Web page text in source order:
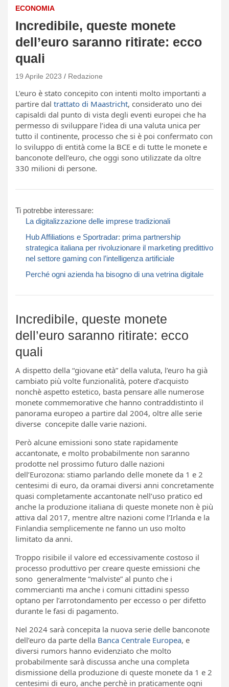
ECONOMIA
Incredibile, queste monete
dell’euro saranno ritirate: ecco
quali
19 Aprile 2023 Redazione
L’euro è stato concepito con intenti molto importanti a
partire dal trattato di Maastricht, considerato uno dei
capisaldi dal punto di vista degli eventi europei che ha
permesso di sviluppare l’idea di una valuta unica per
tutto il continente, processo che si è poi confermato con
lo sviluppo di entità come la BCE e di tutte le monete e
banconote dell’euro, che oggi sono utilizzate da oltre
330 milioni di persone.
Ti potrebbe interessare:
La digitalizzazione delle imprese tradizionali
Hub Affiliations e Sportradar: prima partnership
strategica italiana per rivoluzionare il marketing predittivo
nel settore gaming con l’intelligenza artificiale
Perché ogni azienda ha bisogno di una vetrina digitale
Incredibile, queste monete
dell’euro saranno ritirate: ecco
quali
A dispetto della “giovane età” della valuta, l’euro ha già
cambiato più volte funzionalità, potere d’acquisto
nonchè aspetto estetico, basta pensare alle numerose
monete commemorative che hanno contraddistinto il
panorama europeo a partire dal 2004, oltre alle serie
diverse concepite dalle varie nazioni.
Però alcune emissioni sono state rapidamente
accantonate, e molto probabilmente non saranno
prodotte nel prossimo futuro dalle nazioni
dell’Eurozona: stiamo parlando delle monete da 1 e 2
centesimi di euro, da oramai diversi anni concretamente
quasi completamente accantonate nell’uso pratico ed
anche la produzione italiana di queste monete non è più
attiva dal 2017, mentre altre nazioni come l’Irlanda e la
Finlandia semplicemente ne fanno un uso molto
limitato da anni.
Troppo risibile il valore ed eccessivamente costoso il
processo produttivo per creare queste emissioni che
sono generalmente “malviste” al punto che i
commercianti ma anche i comuni cittadini spesso
optano per l’arrotondamento per eccesso o per difetto
durante le fasi di pagamento.
Nel 2024 sarà concepita la nuova serie delle banconote
dell’euro da parte della Banca Centrale Europea, e
diversi rumors hanno evidenziato che molto
probabilmente sarà discussa anche una completa
dismissione della produzione di queste monete da 1 e 2
centesimi di euro, anche perchè in praticamente ogni